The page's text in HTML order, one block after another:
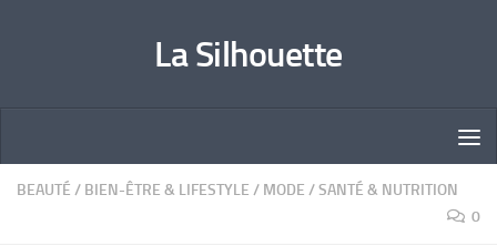
La Silhouette
BEAUTÉ / BIEN-ÊTRE & LIFESTYLE / MODE /SANTÉ & NUTRITION
0